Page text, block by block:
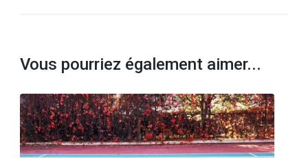
Vous pourriez également aimer...